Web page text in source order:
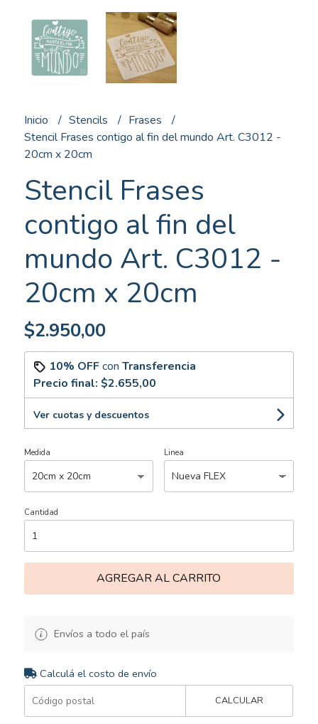
Inicio Stencils
Frases
Stencil Frases contigo al fin del mundo Art. C3012 -
20cm x 20cm
Stencil Frases
contigo al fin del
mundo Art. C3012 -
20cm x 20cm
$2.950,00
10% OFFcon Transferencia
Precio final: $2.655,00
Ver cuotas y descuentos
Medida Linea
Cantidad
AGREGAR AL CARRITO
Envíos a todo el país
Calculá el costo de envío
CALCULAR